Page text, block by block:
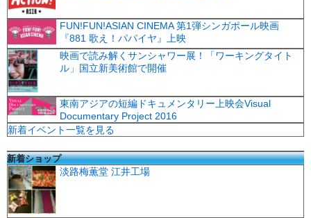
FUN!FUN!ASIAN CINEMA 第1弾シンガポール映画
『881 歌え！パパイヤ』上映
映画で読み解くサンシャワー展！「ワーキングタイト
ル」国立新美術館で開催
東南アジアの短編ドキュメンタリー上映会Visual
Documentary Project 2016
新着イベント一覧を見る
新着ショップ
淡路梅薫堂 江井工場